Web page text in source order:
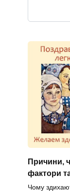
Причини,
фактори
Чому